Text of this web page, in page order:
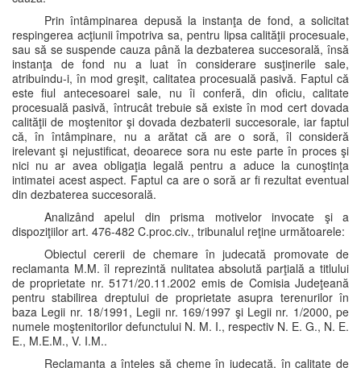
Prin întâmpinarea depusă la instanţa de fond, a solicitat
respingerea acţiunii împotriva sa, pentru lipsa calităţii procesuale,
sau să se suspende cauza până la dezbaterea succesorală, însă
instanţa de fond nu a luat în considerare susţinerile sale,
atribuindu-i, în mod greşit, calitatea procesuală pasivă. Faptul că
este fiul antecesoarei sale, nu îi conferă, din oficiu, calitate
procesuală pasivă, întrucât trebuie să existe în mod cert dovada
calităţii de moştenitor şi dovada dezbaterii succesorale, iar faptul
că, în întâmpinare, nu a arătat că are o soră, îl consideră
irelevant şi nejustificat, deoarece sora nu este parte în proces şi
nici nu ar avea obligaţia legală pentru a aduce la cunoştinţa
intimatei acest aspect. Faptul ca are o soră ar fi rezultat eventual
din dezbaterea succesorală.
Analizând apelul din prisma motivelor invocate şi a
dispoziţiilor art. 476-482 C.proc.civ., tribunalul reţine următoarele:
Obiectul cererii de chemare în judecată promovate de
reclamanta M.M. îl reprezintă nulitatea absolută parţială a titlului
de proprietate nr. 5171/20.11.2002 emis de Comisia Judeţeană
pentru stabilirea dreptului de proprietate asupra terenurilor în
baza Legii nr. 18/1991, Legii nr. 169/1997 şi Legii nr. 1/2000, pe
numele moştenitorilor defunctului N. M. I., respectiv N. E. G., N. E.
E., M.E.M., V. I.M..
Reclamanta a înţeles să cheme în judecată, în calitate de